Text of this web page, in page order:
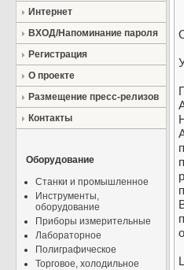
Интернет
ВХОД/Напоминание пароля
Регистрация
О проекте
Размещение пресс-релизов
Контакты
Оборудование
Станки и промышленное
Инструменты,
оборудование
Приборы измерительные
Лабораторное
Полиграфическое
Торговое, холодильное